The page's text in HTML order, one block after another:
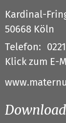
Kardinal-
50668 Köln
Telefon:
Klick zum E-